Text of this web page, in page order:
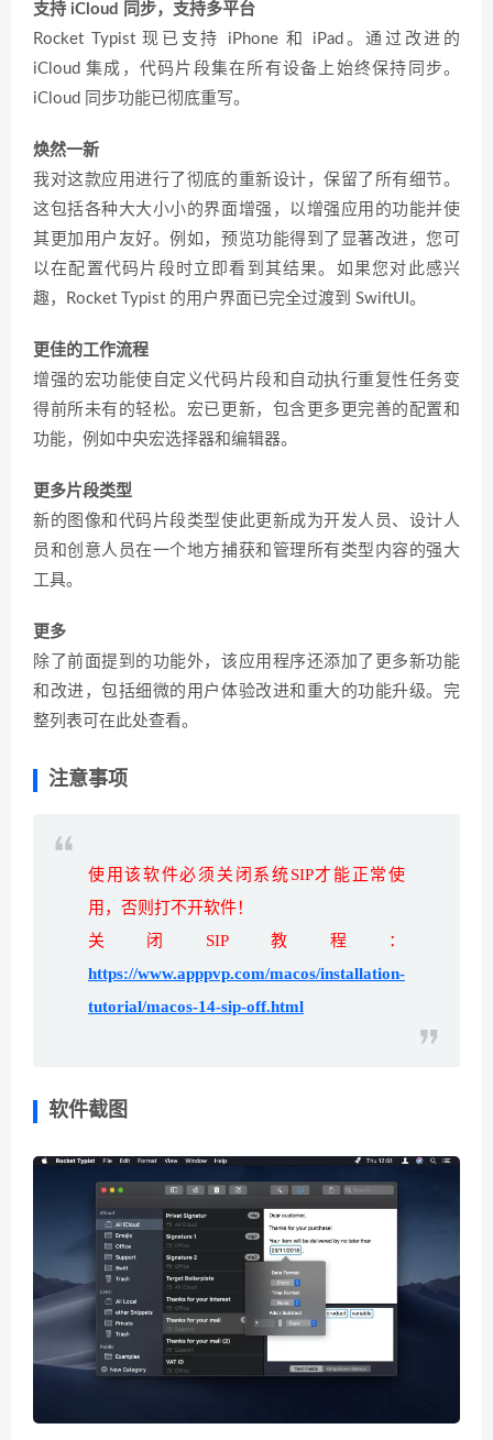
支持 iCloud 同步，支持多平台
Rocket Typist 现已支持 iPhone 和 iPad。通过改进的
iCloud 集成，代码片段集在所有设备上始终保持同步。
iCloud 同步功能已彻底重写。
焕然一新
我对这款应用进行了彻底的重新设计，保留了所有细节。
这包括各种大大小小的界面增强，以增强应用的功能并使
其更加用户友好。例如，预览功能得到了显著改进，您可
以在配置代码片段时立即看到其结果。如果您对此感兴
趣，Rocket Typist 的用户界面已完全过渡到 SwiftUI。
更佳的工作流程
增强的宏功能使自定义代码片段和自动执行重复性任务变
得前所未有的轻松。宏已更新，包含更多更完善的配置和
功能，例如中央宏选择器和编辑器。
更多片段类型
新的图像和代码片段类型使此更新成为开发人员、设计人
员和创意人员在一个地方捕获和管理所有类型内容的强大
工具。
更多
除了前面提到的功能外，该应用程序还添加了更多新功能
和改进，包括细微的用户体验改进和重大的功能升级。完
整列表可在此处查看。
注意事项
使用该软件必须关闭系统SIP才能正常使
用，否则打不开软件！
关闭SIP教程：
https://www.apppvp.com/macos/installation-
tutorial/macos-14-sip-off.html
软件截图